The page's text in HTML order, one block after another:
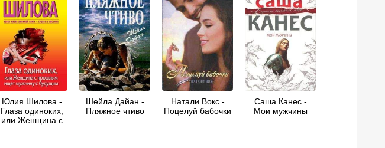
Юлия Шилова -
Глаза одиноких,
или Женщина с
Шейла Дайан -
Пляжное чтиво
Натали Вокс -
Поцелуй бабочки
Саша Канес -
Мои мужчины